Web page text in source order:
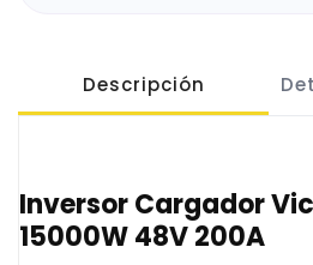
Descripción
Inversor Cargador
15000W 48V 200A